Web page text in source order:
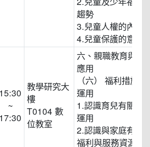
趨勢
3.兒童人權的內涵
4.兒童保護的意義
15:30
~
17:30
教學研究大
樓
T0104 數
位教室
六、親職教育與社
應用
（六） 福利措施
運用
1.認識育兒有關的
運用
2.認識與家庭有關
福利與服務資源